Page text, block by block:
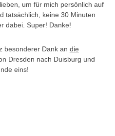
um für mich persönlich auf
tatsächlich, keine 30 Minuten
dabei. Super! Danke!
besonderer Dank an die
Dresden nach Duisburg und
eins!